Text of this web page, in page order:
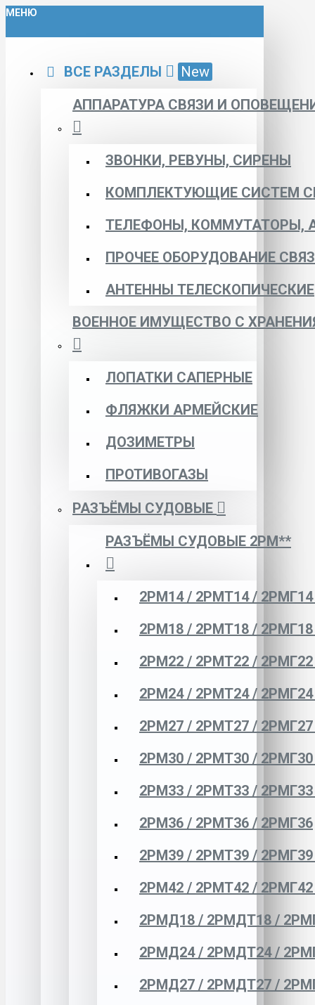
МЕНЮ
ВСЕ РАЗДЕЛЫ
New
АППАРАТУРА СВЯЗИ И
ЗВОНКИ, РЕВУНЫ, СИРЕНЫ
КОМПЛЕКТУЮЩИЕ СИСТЕМ
ТЕЛЕФОНЫ, КОММУТАТОРЫ,
ПРОЧЕЕ ОБОРУДОВАНИЕ
АНТЕННЫ ТЕЛЕСКОПИЧЕСКИЕ
ВОЕННОЕ ИМУЩЕСТВО С
ЛОПАТКИ САПЕРНЫЕ
ФЛЯЖКИ АРМЕЙСКИЕ
ДОЗИМЕТРЫ
ПРОТИВОГАЗЫ
РАЗЪЁМЫ СУДОВЫЕ
РАЗЪЁМЫ СУДОВЫЕ 2РМ**
2РМ14 / 2РМТ14 /
2РМ18 / 2РМТ18 /
2РМ22 / 2РМТ22 /
2РМ24 / 2РМТ24 /
2РМ27 / 2РМТ27 /
2РМ30 / 2РМТ30 /
2РМ33 / 2РМТ33 /
2РМ36 / 2РМТ36 / 2РМГ36
2РМ39 / 2РМТ39 /
2РМ42 / 2РМТ42 /
2РМД18 / 2РМДТ18 /
2РМД24 / 2РМДТ24 /
2РМД27 / 2РМДТ27 /